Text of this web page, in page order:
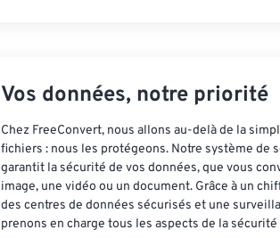
Vos données, notre priorité
Chez FreeConvert, nous allons au-delà de la
fichiers : nous les protégeons. Notre système de
garantit la sécurité de vos données, que vous
image, une vidéo ou un document. Grâce à un
des centres de données sécurisés et une
prenons en charge tous les aspects de la